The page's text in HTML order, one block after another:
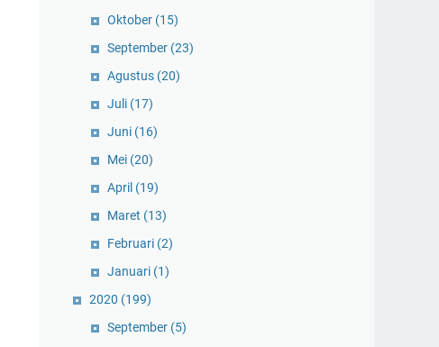
Oktober (15)
September (23)
Agustus (20)
Juli (17)
Juni (16)
Mei (20)
April (19)
Maret (13)
Februari (2)
Januari (1)
2020 (199)
September (5)